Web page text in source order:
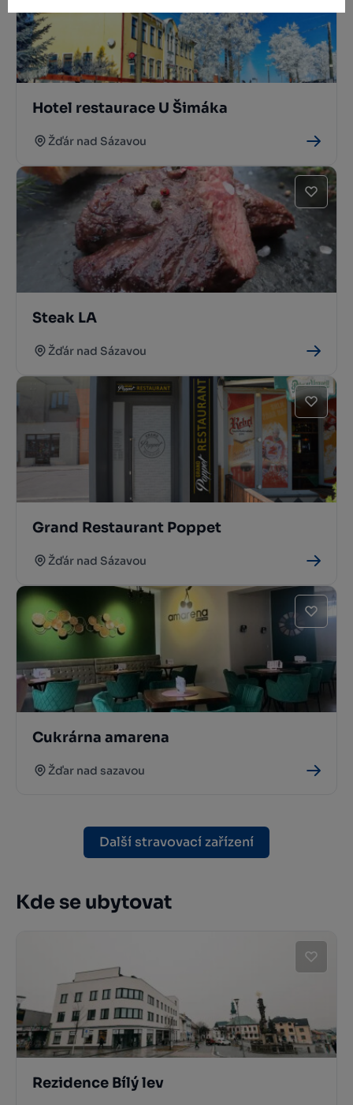
Hotel restaurace U Šimáka
Žďár nad Sázavou
Steak LA
Žďár nad Sázavou
Grand Restaurant Poppet
Žďár nad Sázavou
Cukrárna amarena
Žďar nad sazavou
Další stravovací zařízení
Kde se ubytovat
Rezidence Bílý lev